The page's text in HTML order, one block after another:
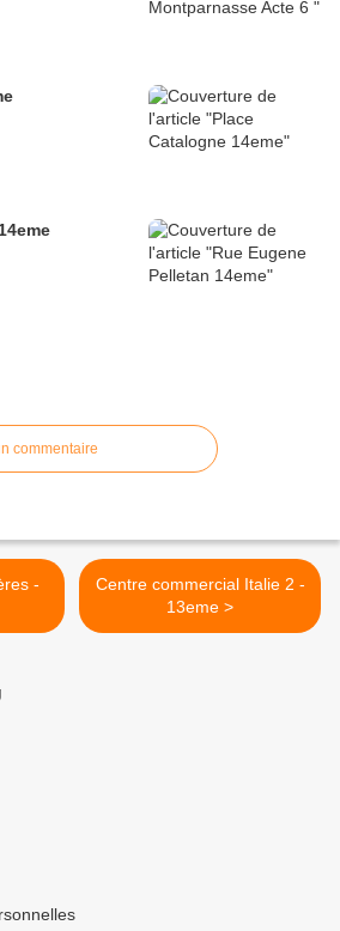
commentaire
Centre commercial Italie 2 -
13eme >